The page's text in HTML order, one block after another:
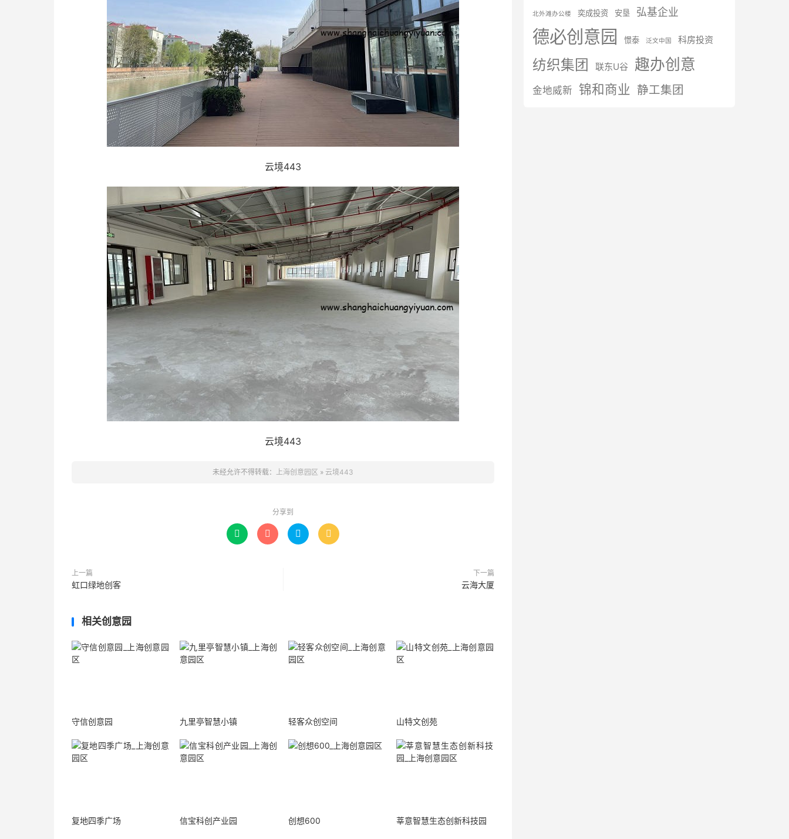
云境443
云境443
未经允许不得转载： 上海创意园区 » 云境443
分享到
   
上一篇
虹口绿地创客
下一篇
云海大厦
相关创意园
守信创意园 九里亭智慧小镇 轻客众创空间 山特文创苑
复地四季广场 信宝科创产业园 创想600 莘意智慧生态创新科技园
北外滩办公楼 奕成投资 安垦 弘基企业
德必创意园 憬泰 泛文中国 科房投资
纺织集团 联东U谷 趣办创意
金地威新 锦和商业 静工集团